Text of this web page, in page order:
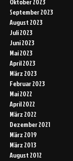
September 2023
August 2023
Juli 2023
Juni 2023
Mai 2023
April 2023
März 2023
Februar 2023
Mai 2022
April 2022
März 2022
Dezember 2021
März 2019
März 2013
August 2012